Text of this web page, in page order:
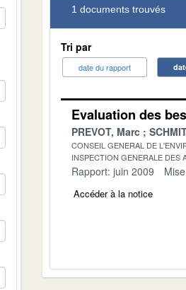
1 documents trouvés
Tri par
date du rapport
Evaluation des
PREVOT, Marc
CONSEIL GENERAL DE
INSPECTION GENERALE DES
Rapport: juin 2009
Accéder à la notice